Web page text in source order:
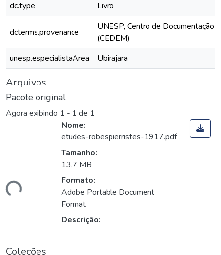
dc.type
Livro
dcterms.provenance
UNESP, Centro de Documentação
(CEDEM)
unesp.especialistaArea
Ubirajara
Arquivos
Pacote original
Agora exibindo 1 - 1 de 1
Nome:
etudes-robespierristes-1917.pdf
Tamanho:
13,7 MB
Formato:
Adobe Portable Document
Format
Descrição:
Coleções